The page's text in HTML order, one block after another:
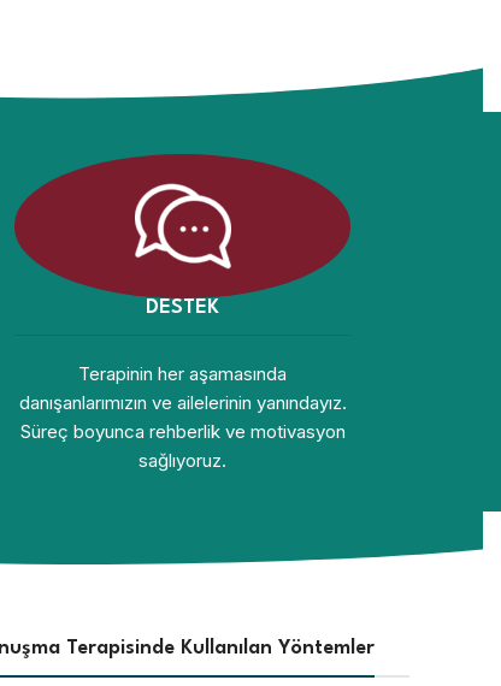
DESTEK
Terapinin her aşamasında
danışanlarımızın ve ailelerinin yanındayız.
Süreç boyunca rehberlik ve motivasyon
sağlıyoruz.
Terapisinde Kullanılan Yöntemler